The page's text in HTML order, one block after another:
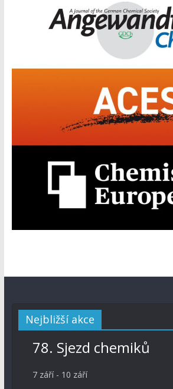
Nejbližší akce
78. Sjezd chemiků
7 září- 10 září